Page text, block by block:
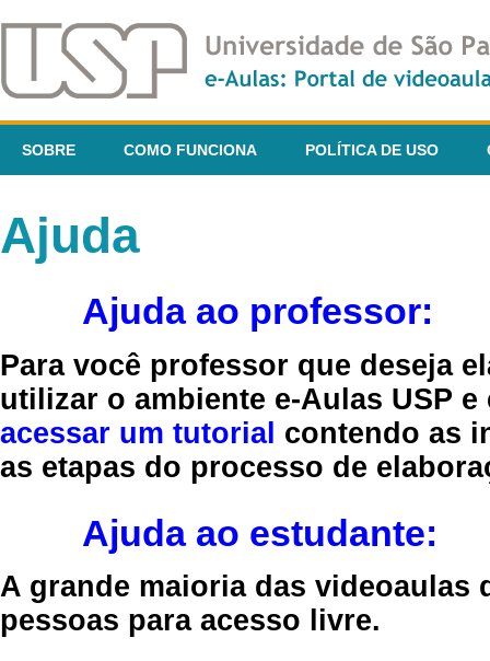
SOBRE COMO FUNCIONA POLÍTICA DE USO
Ajuda
Ajuda ao professor:
Para você professor que deseja
utilizar o ambiente e-Aulas USP
acessar um tutorial contendo as
as etapas do processo de
Ajuda ao estudante:
A grande maioria das videoaulas
pessoas para acesso livre.